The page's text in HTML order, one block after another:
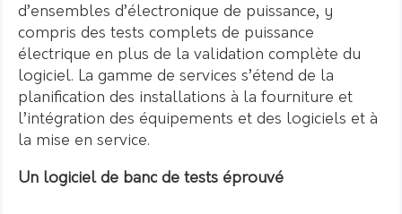
d’ensembles d’électronique de puissance, y
compris des tests complets de puissance
électrique en plus de la validation complète du
logiciel. La gamme de services s’étend de la
planification des installations à la fourniture et
l’intégration des équipements et des logiciels et à
la mise en service.
Un logiciel de banc de tests éprouvé